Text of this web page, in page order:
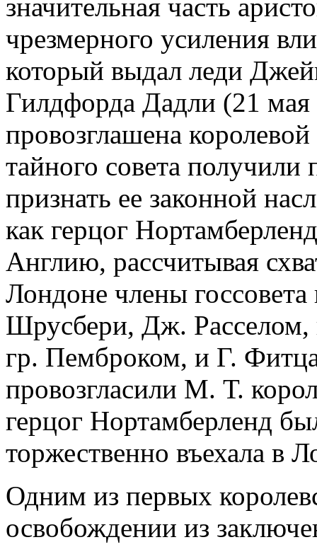
значительная часть
чрезмерного усиления
который выдал леди
Гилдфорда Дадли (21
провозглашена
тайного совета
признать ее законной
как герцог
Англию, рассчитывая
Лондоне члены
Шрусбери, Дж. Расселом,
гр. Пемброком, и Г.
провозгласили М. Т.
герцог Нортамберленд
торжественно въехала в
Одним из первых
освобождении из